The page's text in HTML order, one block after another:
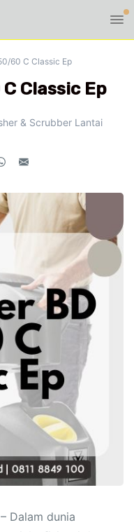
60 C Classic Ep
Classic Ep
& Scrubber Lantai
Dalam dunia